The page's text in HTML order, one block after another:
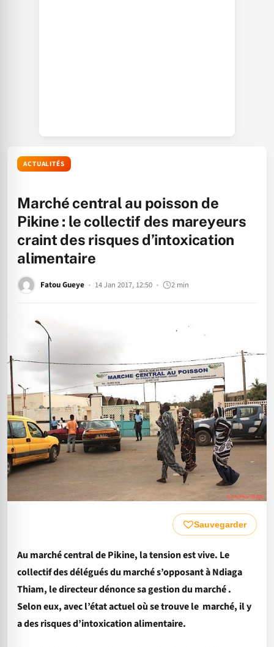
ACTUALITÉS
Marché central au poisson de
Pikine : le collectif des mareyeurs
craint des risques d’intoxication
alimentaire
Fatou Gueye 14 Jan 2017, 12:50 2 min
Sauvegarder
Au marché central de Pikine, la tension est vive. Le
collectif des délégués du marché s’opposant à Ndiaga
Thiam, le directeur dénonce sa gestion du marché .
Selon eux, avec l’état actuel où se trouve le marché, il y
a des risques d’intoxication alimentaire.